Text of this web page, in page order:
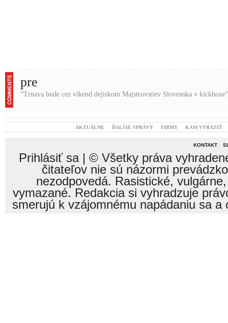
pre
“Trnava bude cez víkend dejiskom Majstrovstiev Slovenska v kickboxe”
AKTUÁLNE ĎALŠIE SPRÁVY FIRMY KAM VYRAZIŤ
KONTAKT
Prihlásiť sa| © Všetky práva
čitateľov nie sú názormi
nezodpovedá. Rasistické,
vymazané. Redakcia si vyhradzuje
smerujú k vzájomnému napádaniu sa